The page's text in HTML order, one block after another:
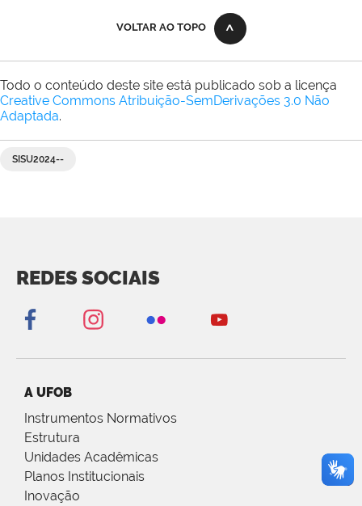
VOLTAR AO TOPO
Todo o conteúdo deste site está publicado sob a licença
Creative Commons Atribuição-SemDerivações 3.0 Não
Adaptada.
SISU2024--
REDES SOCIAIS
A UFOB
Instrumentos Normativos
Estrutura
Unidades Acadêmicas
Planos Institucionais
Inovação